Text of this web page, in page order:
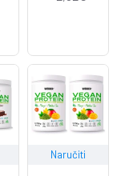
Naručiti